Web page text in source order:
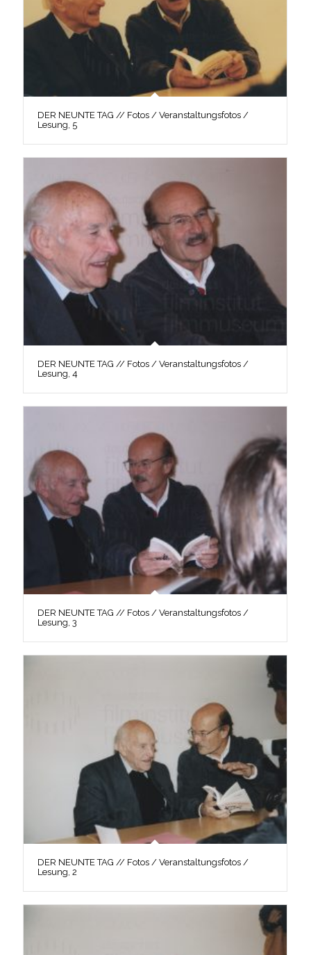
DER NEUNTE TAG // Fotos / Veranstaltungsfotos /
Lesung, 5
DER NEUNTE TAG // Fotos / Veranstaltungsfotos /
Lesung, 4
DER NEUNTE TAG // Fotos / Veranstaltungsfotos /
Lesung, 3
DER NEUNTE TAG // Fotos / Veranstaltungsfotos /
Lesung, 2